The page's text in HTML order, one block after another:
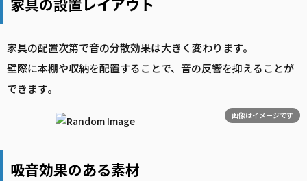
家具の設置レイアウト
家具の配置次第で音の分散効果は大きく変わります。
壁際に本棚や収納を配置することで、音の反響を抑えることが
できます。
画像はイメージです
吸音効果のある素材